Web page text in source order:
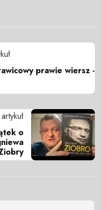
prawie wiersz -
o